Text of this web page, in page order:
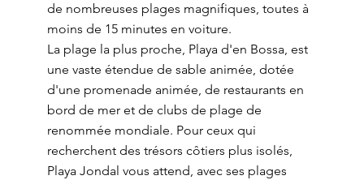
de nombreuses plages magnifiques, toutes à
moins de 15 minutes en voiture.
La plage la plus proche, Playa d'en Bossa, est
une vaste étendue de sable animée, dotée
d'une promenade animée, de restaurants en
bord de mer et de clubs de plage de
renommée mondiale. Pour ceux qui
recherchent des trésors côtiers plus isolés,
Playa Jondal vous attend, avec ses plages